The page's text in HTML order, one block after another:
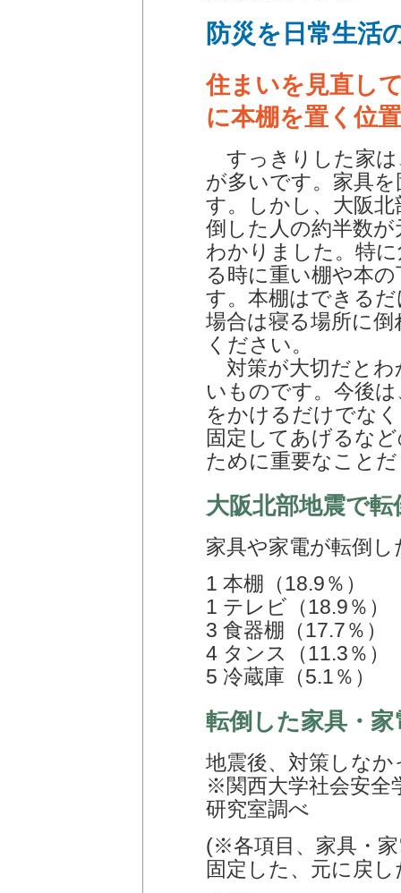
防災を日常生活
住まいを見直し
に本棚を置く位
すっきりした家は
が多いです。家具
す。しかし、大阪
倒した人の約半数
わかりました。特
る時に重い棚や本
す。本棚はできる
場合は寝る場所に
ください。
対策が大切だとわ
いものです。今後
をかけるだけでな
固定してあげるな
ために重要なこと
大阪北部地震で
家具や家電が転倒
1 本棚（18.9％）
1 テレビ（18.9％）
3 食器棚（17.7％）
4 タンス（11.3％）
5 冷蔵庫（5.1％）
転倒した家具・
地震後、対策しな
※関西大学社会安全
研究室調べ
(※各項目、家具・
固定した、元に戻